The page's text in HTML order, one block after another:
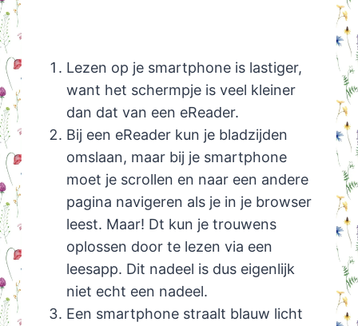
Lezen op je smartphone is lastiger,
want het schermpje is veel kleiner
dan dat van een eReader.
Bij een eReader kun je bladzijden
omslaan, maar bij je smartphone
moet je scrollen en naar een andere
pagina navigeren als je in je browser
leest. Maar! Dt kun je trouwens
oplossen door te lezen via een
leesapp. Dit nadeel is dus eigenlijk
niet echt een nadeel.
Een smartphone straalt blauw licht